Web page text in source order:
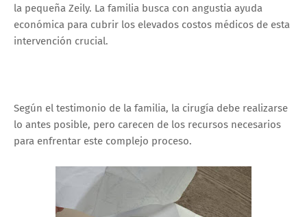
la pequeña Zeily. La familia busca con angustia ayuda
económica para cubrir los elevados costos médicos de esta
intervención crucial.
Según el testimonio de la familia, la cirugía debe realizarse
lo antes posible, pero carecen de los recursos necesarios
para enfrentar este complejo proceso.